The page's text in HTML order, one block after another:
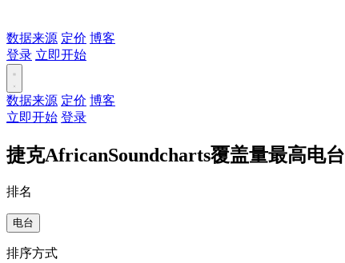
数据来源 定价 博客
登录 立即开始
数据来源 定价 博客
立即开始 登录
捷克AfricanSoundcharts覆盖量最高电台
排名
电台
排序方式